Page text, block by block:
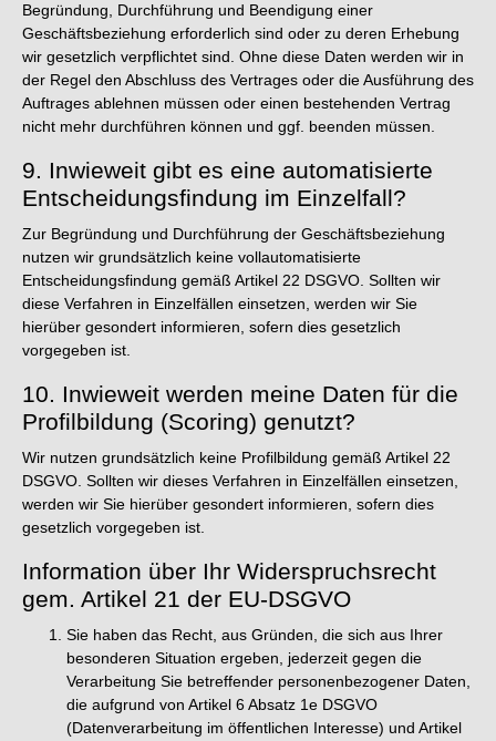
Begründung, Durchführung und Beendigung einer
Geschäftsbeziehung erforderlich sind oder zu deren Erhebung
wir gesetzlich verpflichtet sind. Ohne diese Daten werden wir in
der Regel den Abschluss des Vertrages oder die Ausführung des
Auftrages ablehnen müssen oder einen bestehenden Vertrag
nicht mehr durchführen können und ggf. beenden müssen.
9. Inwieweit gibt es eine automatisierte
Entscheidungsfindung im Einzelfall?
Zur Begründung und Durchführung der Geschäftsbeziehung
nutzen wir grundsätzlich keine vollautomatisierte
Entscheidungsfindung gemäß Artikel 22 DSGVO. Sollten wir
diese Verfahren in Einzelfällen einsetzen, werden wir Sie
hierüber gesondert informieren, sofern dies gesetzlich
vorgegeben ist.
10. Inwieweit werden meine Daten für die
Profilbildung (Scoring) genutzt?
Wir nutzen grundsätzlich keine Profilbildung gemäß Artikel 22
DSGVO. Sollten wir dieses Verfahren in Einzelfällen einsetzen,
werden wir Sie hierüber gesondert informieren, sofern dies
gesetzlich vorgegeben ist.
Information über Ihr Widerspruchsrecht
gem. Artikel 21 der EU-DSGVO
Sie haben das Recht, aus Gründen, die sich aus Ihrer
besonderen Situation ergeben, jederzeit gegen die
Verarbeitung Sie betreffender personenbezogener Daten,
die aufgrund von Artikel 6 Absatz 1e DSGVO
(Datenverarbeitung im öffentlichen Interesse) und Artikel